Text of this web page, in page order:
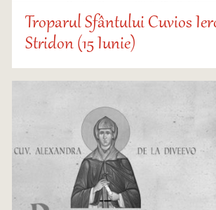
Troparul Sfântului Cuvios
Stridon (15 Iunie)